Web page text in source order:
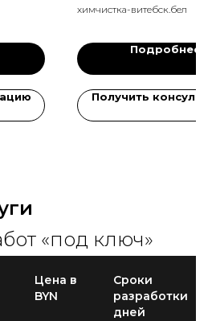
ковров
химчистка-витебск.бел
Подробнее
Получить
«под ключ»
Цена в
BYN
Сроки
разработки
дней